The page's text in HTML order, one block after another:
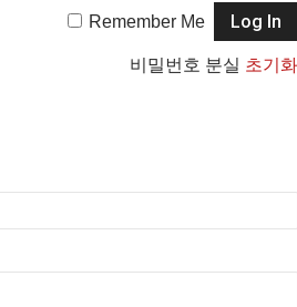
Remember Me
비밀번호 분실 초기화